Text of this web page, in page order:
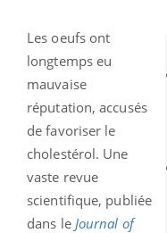
Les oeufs ont
longtemps eu
mauvaise
réputation, accusés
de favoriser le
cholestérol. Une
vaste revue
scientifique, publiée
dans le Journal of